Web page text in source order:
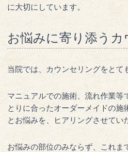
に大切にしています。
お悩みに寄り添う
当院では、カウンセリングをとて
マニュアルでの施術、流れ作業等
とりに合ったオーダーメイドの施
とお悩みを、ヒアリングさせてい
お悩みの部位のみならず、これま